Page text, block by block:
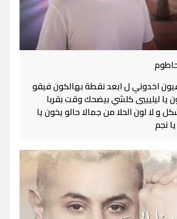
اخدوني ل ابعد نقطة بهالكون فيقو
ليليييي كلشي بيضحك وقت بقربا
و لا لون الحلا من جمالا حالو يخون يا
نجم